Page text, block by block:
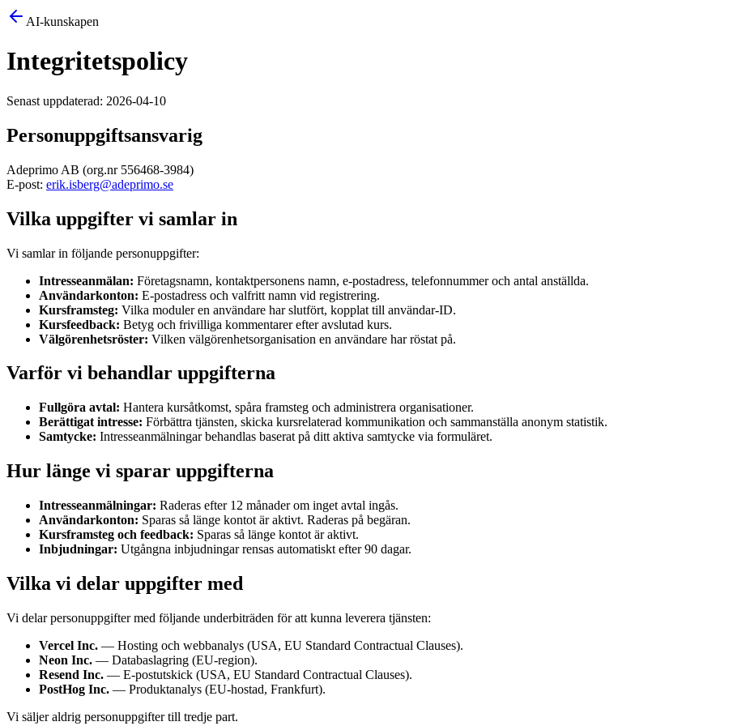
AI-kunskapen
Integritetspolicy
Senast uppdaterad: 2026-04-10
Personuppgiftsansvarig
Adeprimo AB (org.nr 556468-3984)
E-post: erik.isberg@adeprimo.se
Vilka uppgifter vi samlar in
Vi samlar in följande personuppgifter:
Intresseanmälan: Företagsnamn, kontaktpersonens namn, e-postadress, telefonnummer och antal anställda.
Användarkonton: E-postadress och valfritt namn vid registrering.
Kursframsteg: Vilka moduler en användare har slutfört, kopplat till användar-ID.
Kursfeedback: Betyg och frivilliga kommentarer efter avslutad kurs.
Välgörenhetsröster: Vilken välgörenhetsorganisation en användare har röstat på.
Varför vi behandlar uppgifterna
Fullgöra avtal: Hantera kursåtkomst, spåra framsteg och administrera organisationer.
Berättigat intresse: Förbättra tjänsten, skicka kursrelaterad kommunikation och sammanställa anonym statistik.
Samtycke: Intresseanmälningar behandlas baserat på ditt aktiva samtycke via formuläret.
Hur länge vi sparar uppgifterna
Intresseanmälningar: Raderas efter 12 månader om inget avtal ingås.
Användarkonton: Sparas så länge kontot är aktivt. Raderas på begäran.
Kursframsteg och feedback: Sparas så länge kontot är aktivt.
Inbjudningar: Utgångna inbjudningar rensas automatiskt efter 90 dagar.
Vilka vi delar uppgifter med
Vi delar personuppgifter med följande underbiträden för att kunna leverera tjänsten:
Vercel Inc. — Hosting och webbanalys (USA, EU Standard Contractual Clauses).
Neon Inc. — Databaslagring (EU-region).
Resend Inc. — E-postutskick (USA, EU Standard Contractual Clauses).
PostHog Inc. — Produktanalys (EU-hostad, Frankfurt).
Vi säljer aldrig personuppgifter till tredje part.